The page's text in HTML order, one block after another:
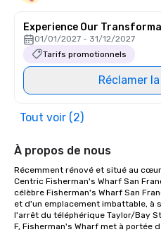
Experience Our
01/01/2027 - 31/12/2027
Tarifs promotionnels
Réclamer
Tout voir (2)
À propos de nous
Récemment rénové et situé au
Centric Fisherman's Wharf San
célèbre Fisherman's Wharf San
et d'un emplacement imbattable, à
l'arrêt du téléphérique Taylor/Bay
F, Fisherman's Wharf met à portée